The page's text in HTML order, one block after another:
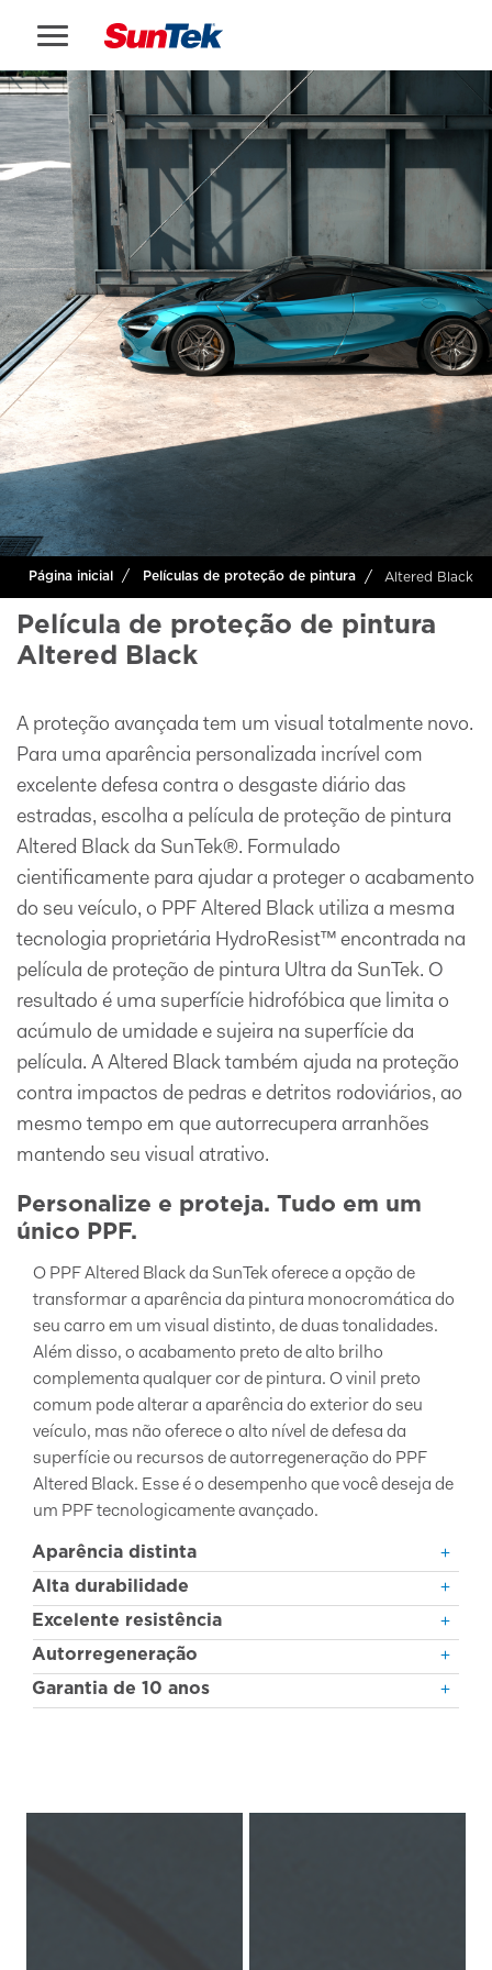
Página inicial Películas de proteção de pintura Altered Black
Película de proteção de pintura
Altered Black
A proteção avançada tem um visual totalmente novo.
Para uma aparência personalizada incrível com
excelente defesa contra o desgaste diário das
estradas, escolha a película de proteção de pintura
Altered Black da SunTek®. Formulado
cientificamente para ajudar a proteger o acabamento
do seu veículo, o PPF Altered Black utiliza a mesma
tecnologia proprietária HydroResist™ encontrada na
película de proteção de pintura Ultra da SunTek. O
resultado é uma superfície hidrofóbica que limita o
acúmulo de umidade e sujeira na superfície da
película. A Altered Black também ajuda na proteção
contra impactos de pedras e detritos rodoviários, ao
mesmo tempo em que autorrecupera arranhões
mantendo seu visual atrativo.
Personalize e proteja. Tudo em um
único PPF.
O PPF Altered Black da SunTek oferece a opção de
transformar a aparência da pintura monocromática do
seu carro em um visual distinto, de duas tonalidades.
Além disso, o acabamento preto de alto brilho
complementa qualquer cor de pintura. O vinil preto
comum pode alterar a aparência do exterior do seu
veículo, mas não oferece o alto nível de defesa da
superfície ou recursos de autorregeneração do PPF
Altered Black. Esse é o desempenho que você deseja de
um PPF tecnologicamente avançado.
Aparência distinta
Alta durabilidade
Excelente resistência
Autorregeneração
Garantia de 10 anos